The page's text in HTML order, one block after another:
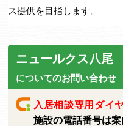
ス提供を目指します。
ニュールクス八尾
についてのお問い合わせ
入居相談専用ダイ
施設の電話番号は案